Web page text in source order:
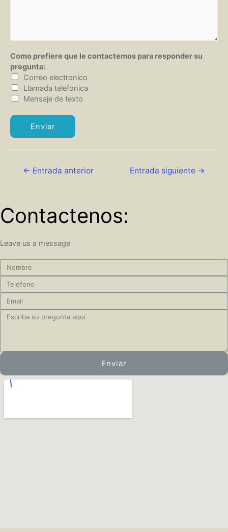
Como prefiere que le contactemos para responder su
pregunta:
Correo electronico
Llamada telefonica
Mensaje de texto
Enviar
← Entrada anterior Entrada siguiente →
Contactenos:
Leave us a message
Enviar